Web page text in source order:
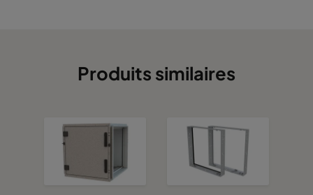
Produits similaires